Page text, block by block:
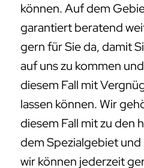
können. Auf dem
garantiert beratend
gern für Sie da, damit
auf uns zu kommen
diesem Fall mit
lassen können. Wir
diesem Fall mit zu den
dem Spezialgebiet
wir können jederzeit